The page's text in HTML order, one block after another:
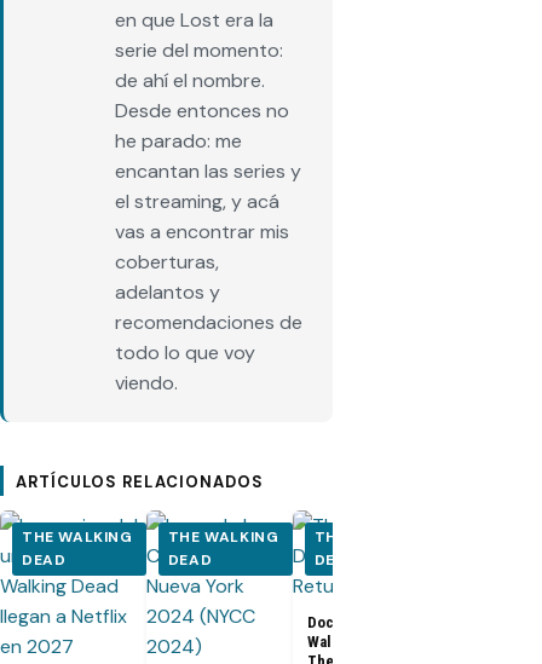
en que Lost era la
serie del momento:
de ahí el nombre.
Desde entonces no
he parado: me
encantan las series y
el streaming, y acá
vas a encontrar mis
coberturas,
adelantos y
recomendaciones de
todo lo que voy
viendo.
ARTÍCULOS RELACIONADOS
THE WALKING
DEAD
THE WALKING
DEAD
THE WALKING
DEAD
Documental The
Walking Dead: